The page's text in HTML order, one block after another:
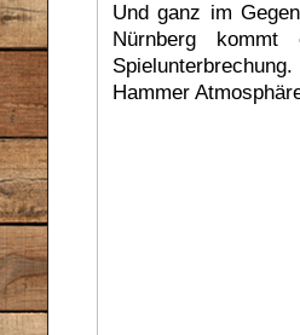
Und ganz im
Nürnberg
Hammer